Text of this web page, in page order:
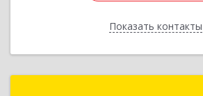
Показать контакты
Назад